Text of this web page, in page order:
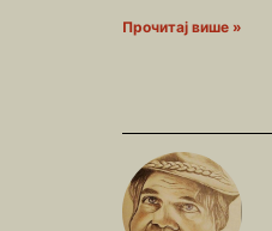
Прочитај више »